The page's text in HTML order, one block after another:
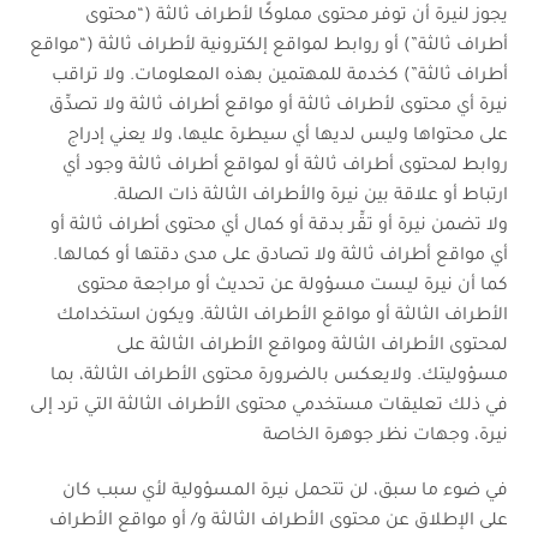
يجوز لنيرة أن توفر محتوى مملوكًا لأطراف ثالثة (“محتوى
أطراف ثالثة”) أو روابط لمواقع إلكترونية لأطراف ثالثة (“مواقع
أطراف ثالثة”) كخدمة للمهتمين بهذه المعلومات. ولا تراقب
نيرة أي محتوى لأطراف ثالثة أو مواقع أطراف ثالثة ولا تصدِّق
على محتواها وليس لديها أي سيطرة عليها، ولا يعني إدراج
روابط لمحتوى أطراف ثالثة أو لمواقع أطراف ثالثة وجود أي
ارتباط أو علاقة بين نيرة والأطراف الثالثة ذات الصلة.
ولا تضمن نيرة أو تقِّر بدقة أو كمال أي محتوى أطراف ثالثة أو
أي مواقع أطراف ثالثة ولا تصادق على مدى دقتها أو كمالها.
كما أن نيرة ليست مسؤولة عن تحديث أو مراجعة محتوى
الأطراف الثالثة أو مواقع الأطراف الثالثة. ويكون استخدامك
لمحتوى الأطراف الثالثة ومواقع الأطراف الثالثة على
مسؤوليتك. ولايعكس بالضرورة محتوى الأطراف الثالثة، بما
في ذلك تعليقات مستخدمي محتوى الأطراف الثالثة التي ترد إلى
نيرة، وجهات نظر جوهرة الخاصة
في ضوء ما سبق، لن تتحمل نيرة المسؤولية لأي سبب كان
على الإطلاق عن محتوى الأطراف الثالثة و/ أو مواقع الأطراف